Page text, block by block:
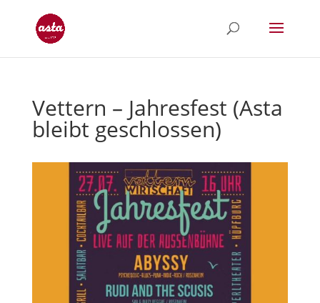
Vettern – Jahresfest (Asta
bleibt geschlossen)